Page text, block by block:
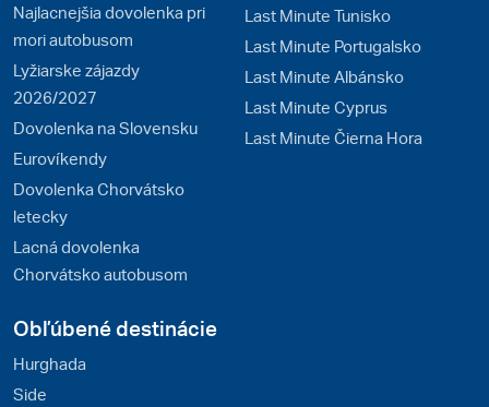
Najlacnejšia dovolenka pri
mori autobusom
Lyžiarske zájazdy
2026/2027
Dovolenka na Slovensku
Eurovíkendy
Dovolenka Chorvátsko
letecky
Lacná dovolenka
Chorvátsko autobusom
Last Minute Tunisko
Last Minute Portugalsko
Last Minute Albánsko
Last Minute Cyprus
Last Minute Čierna Hora
Obľúbené destinácie
Hurghada
Side